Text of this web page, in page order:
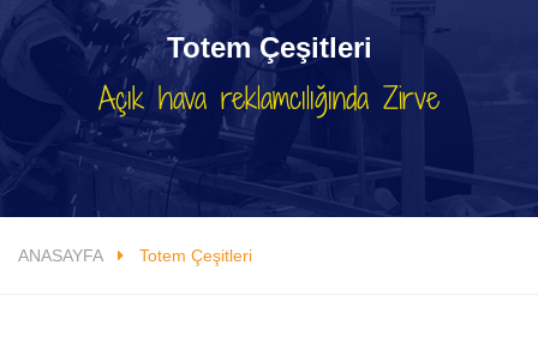
Totem Çeşitleri
Açık hava reklamcılığında Zirve
ANASAYFA Totem Çeşitleri